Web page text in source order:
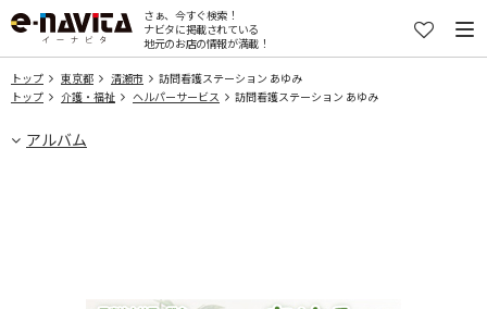
さぁ、今すぐ検索！
ナビタに掲載されている
地元のお店の情報が満載！
トップ 東京都 清瀬市
訪問看護ステーション あゆみ
トップ
介護・福祉 ヘルパーサービス 訪問看護ステーション あゆみ
アルバム